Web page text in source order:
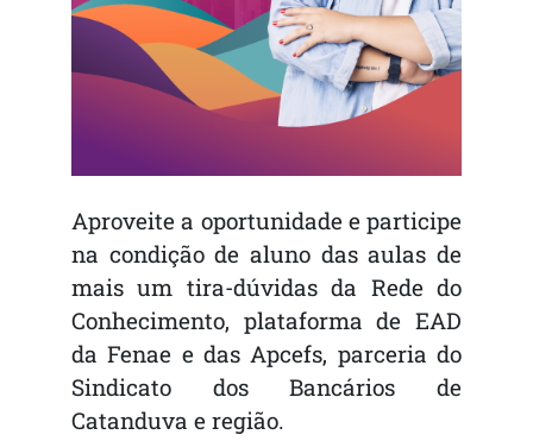
Aproveite a oportunidade e participe
na condição de aluno das aulas de
mais um tira-dúvidas da Rede do
Conhecimento, plataforma de EAD
da Fenae e das Apcefs, parceria do
Sindicato dos Bancários de
Catanduva e região.